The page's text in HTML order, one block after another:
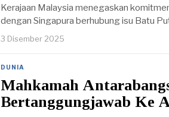
Kerajaan Malaysia menegaskan
dengan Singapura berhubung isu Batu
3 Disember 2025
DUNIA
Mahkamah
Bertanggungjawab Ke